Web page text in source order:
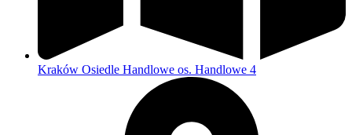
Kraków Osiedle Handlowe os. Handlowe 4